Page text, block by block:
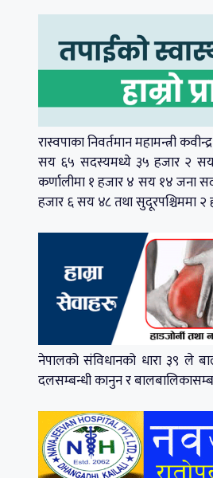
रास्वपाका निवर्तमान महामन्त्री
सय ६५ सदस्यमध्ये ३५ हजार २ सय
कर्णालीमा १ हजार ४ सय १४ जना
हजार ६ सय ४८ तथा सुदूरपश्चिममा
नेपालको संविधानको धारा ३९ ले
दलसम्बन्धी कानुन र